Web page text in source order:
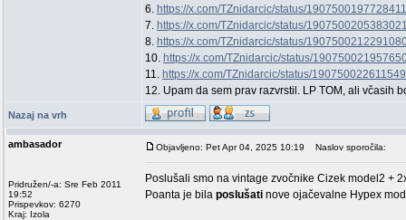
6. https://x.com/TZnidarcic/status/
7. https://x.com/TZnidarcic/status/
8. https://x.com/TZnidarcic/status/
10. https://x.com/TZnidarcic/status/
11. https://x.com/TZnidarcic/status/
12. Upam da sem prav razvrstil. LP TOM, ali včasih
Nazaj na vrh
ambasador
Pridružen/-a: Sre Feb 2011
19:52
Prispevkov: 6270
Kraj: Izola
Objavljeno: Pet Apr 04, 2025 10:19 Naslov sporočila:
Poslušali smo na vintage zvočnike Cizek model2 +
Poanta je bila poslušati nove ojačevalne Hypex